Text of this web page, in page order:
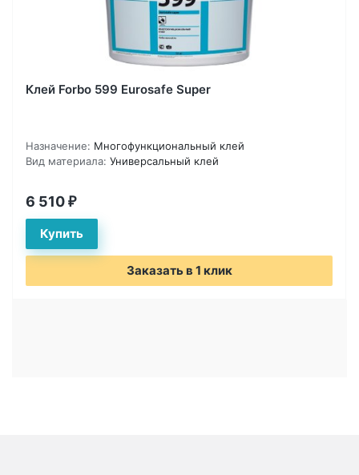
Клей Forbo 599 Eurosafe Super
Назначение: Многофункциональный клей
Вид материала: Универсальный клей
6 510 ₽
Заказать в 1 клик